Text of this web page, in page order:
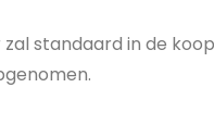
zal standaard in de